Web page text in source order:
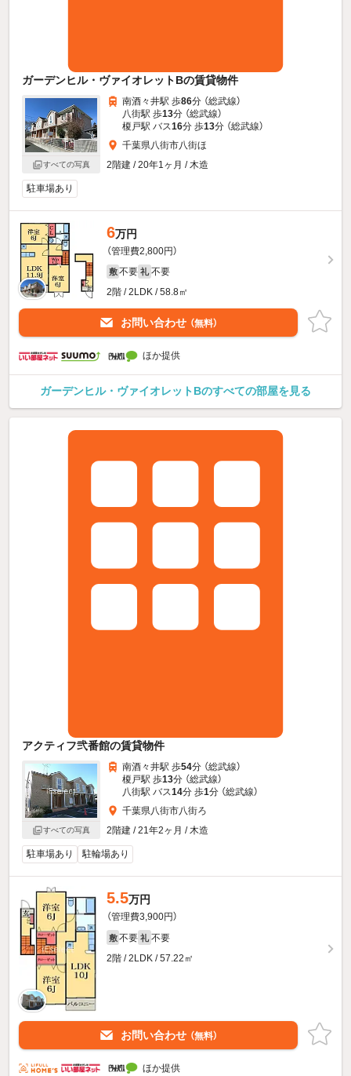
ガーデンヒル・ヴァイオレットBの賃貸物件
すべての写真
南酒々井駅 歩86分 （総武線）
八街駅 歩13分 （総武線）
榎戸駅 バス16分 歩13分 （総武線）
千葉県八街市八街ほ
2階建 / 20年1ヶ月 / 木造
駐車場あり
6万円
（管理費2,800円）
敷 不要 礼 不要
2階 / 2LDK / 58.8㎡
お問い合わせ （無料）
ほか提供
ガーデンヒル・ヴァイオレットBのすべての部屋を見る
アクティフ弐番館の賃貸物件
すべての写真
南酒々井駅 歩54分 （総武線）
榎戸駅 歩13分 （総武線）
八街駅 バス14分 歩1分 （総武線）
千葉県八街市八街ろ
2階建 / 21年2ヶ月 / 木造
駐車場あり 駐輪場あり
5.5万円
（管理費3,900円）
敷 不要 礼 不要
2階 / 2LDK / 57.22㎡
お問い合わせ （無料）
ほか提供